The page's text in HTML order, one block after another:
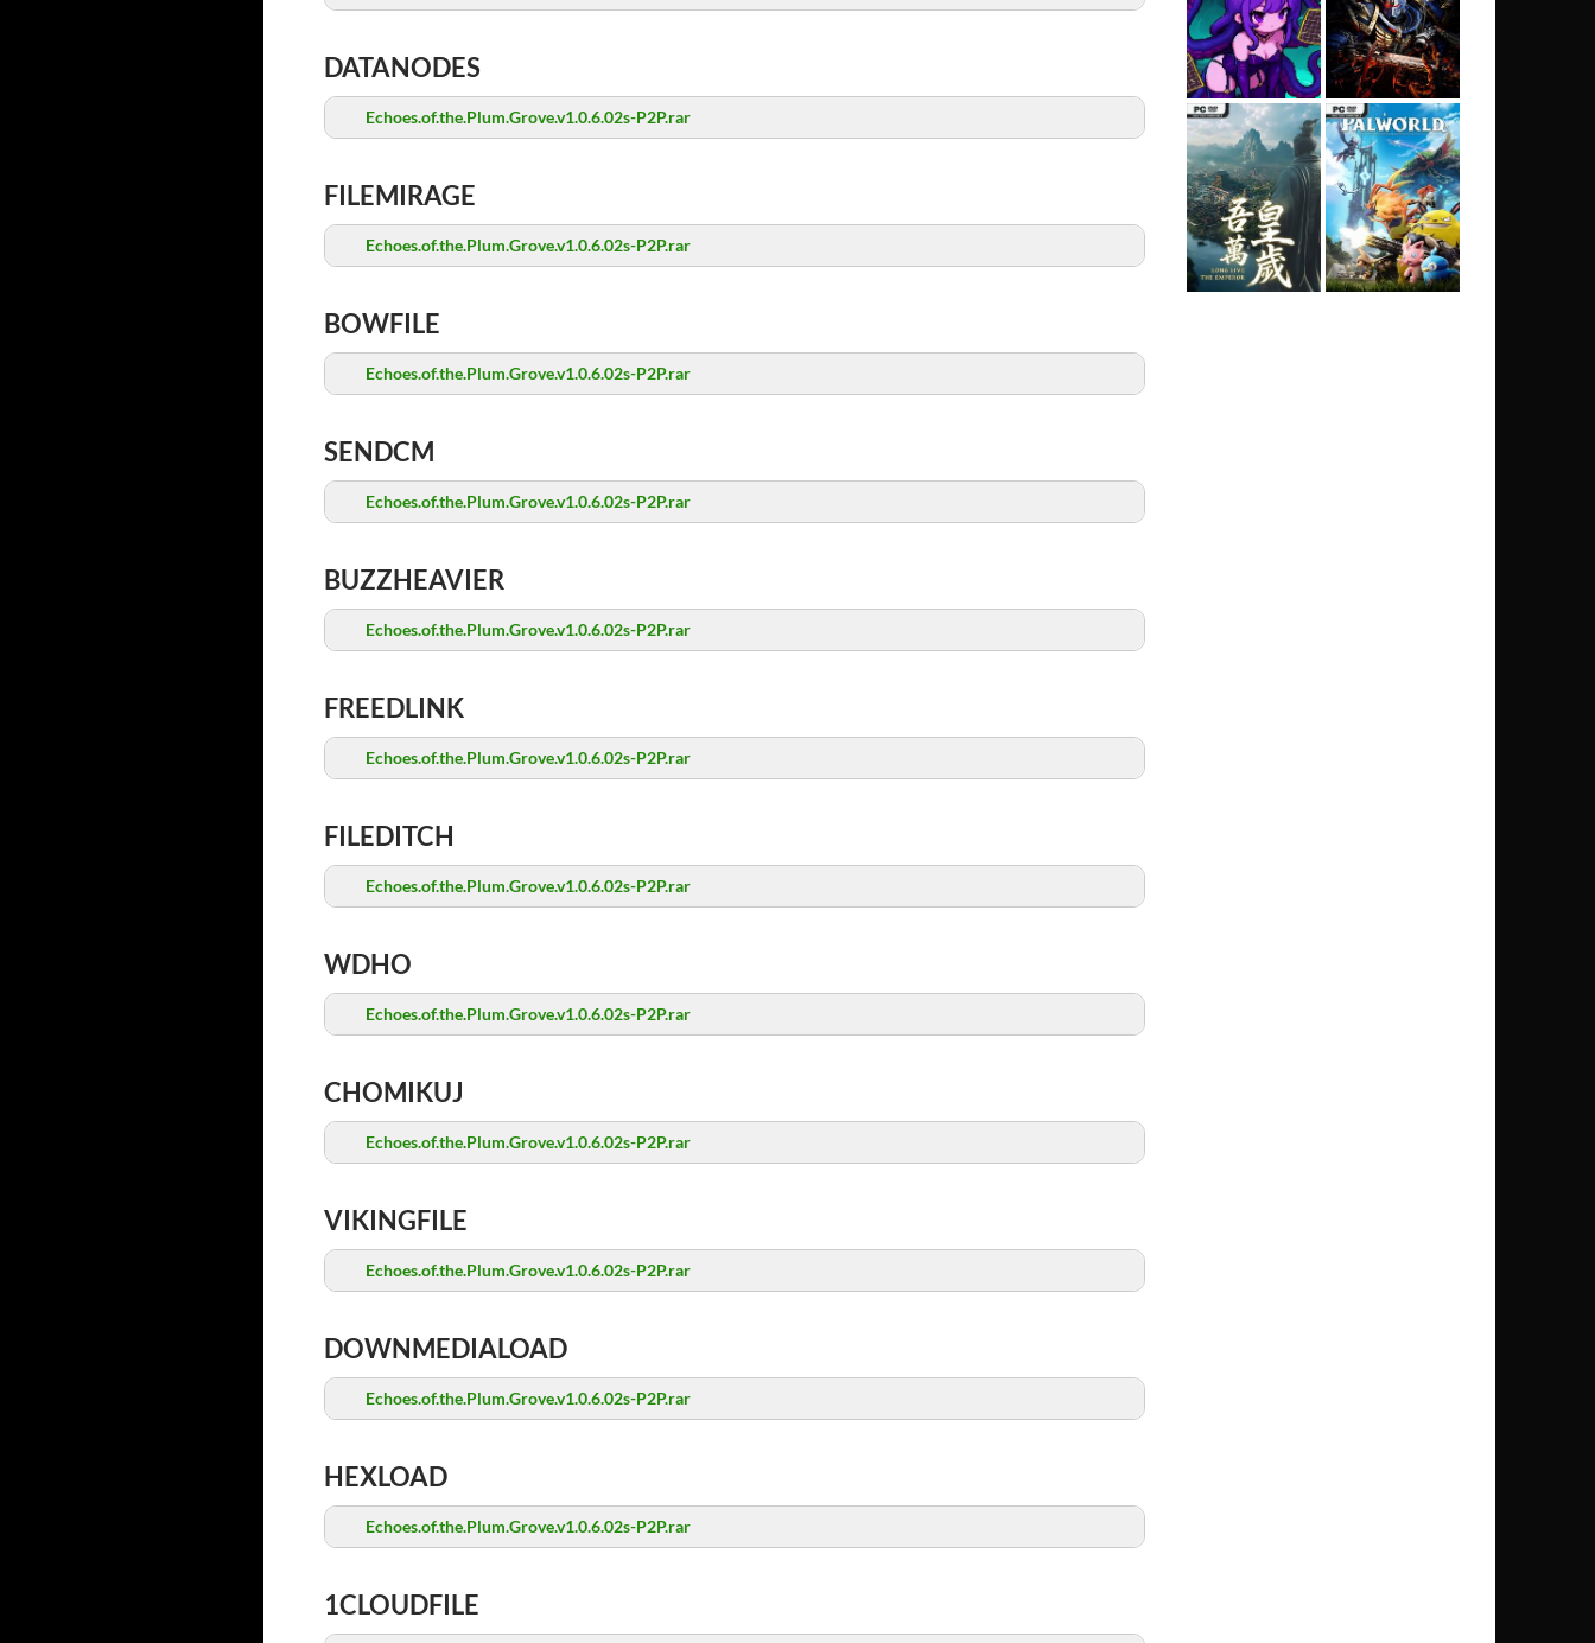
DATANODES
Echoes.of.the.Plum.Grove.v1.0.6.02s-P2P.rar
FILEMIRAGE
Echoes.of.the.Plum.Grove.v1.0.6.02s-P2P.rar
BOWFILE
Echoes.of.the.Plum.Grove.v1.0.6.02s-P2P.rar
SENDCM
Echoes.of.the.Plum.Grove.v1.0.6.02s-P2P.rar
BUZZHEAVIER
Echoes.of.the.Plum.Grove.v1.0.6.02s-P2P.rar
FREEDLINK
Echoes.of.the.Plum.Grove.v1.0.6.02s-P2P.rar
FILEDITCH
Echoes.of.the.Plum.Grove.v1.0.6.02s-P2P.rar
WDHO
Echoes.of.the.Plum.Grove.v1.0.6.02s-P2P.rar
CHOMIKUJ
Echoes.of.the.Plum.Grove.v1.0.6.02s-P2P.rar
VIKINGFILE
Echoes.of.the.Plum.Grove.v1.0.6.02s-P2P.rar
DOWNMEDIALOAD
Echoes.of.the.Plum.Grove.v1.0.6.02s-P2P.rar
HEXLOAD
Echoes.of.the.Plum.Grove.v1.0.6.02s-P2P.rar
1CLOUDFILE